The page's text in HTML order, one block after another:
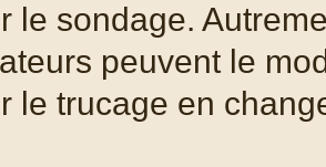
le sondage.
peuvent le
le trucage en